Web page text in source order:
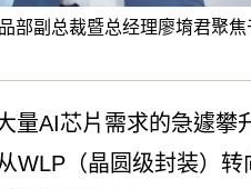
部副总裁暨总经理廖堉君聚
量AI芯片需求的急遽攀
WLP（晶圆级封装）